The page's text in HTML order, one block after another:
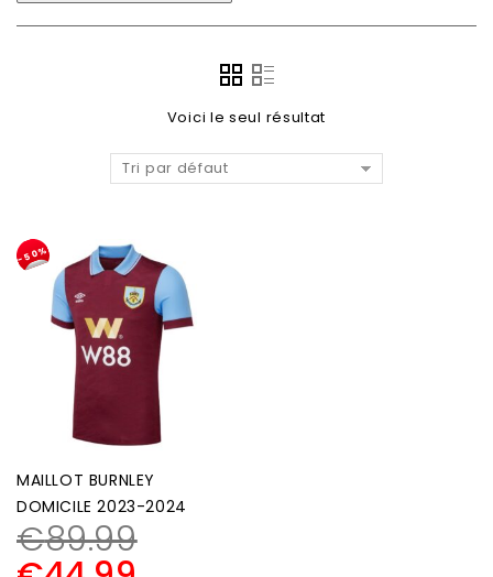
Voici le seul résultat
Tri par défaut
-50%
MAILLOT BURNLEY
DOMICILE 2023-2024
€89.99